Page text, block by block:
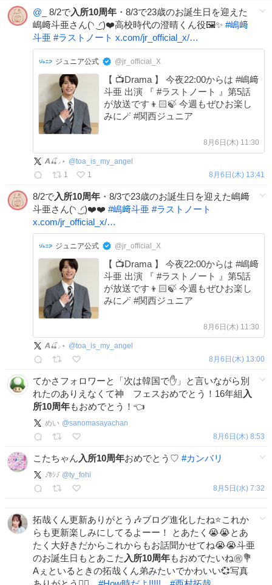
@_ 8/2で入所10周年 ・8/3で23歳のお誕生日を迎えた
嶋﨑斗亜さん(◝ ͜ ◜)❤️高校時代の澄晴くん役🖼️✨ #嶋﨑
斗亜 #ラストノート x.com/jr_official_x/…
ジュニア公式 @jr_official_X
【 📺Drama 】 今夜22:00からは #嶋﨑
斗亜 出演 『 #ラストノート 』第5話
が放送です👦🏻🍃 今週もぜひお楽し
みに🪄 #関西ジュニア
8月6日(木) 11:30
𝘼🍒⸝⋆ @toa_is_my_angel
1
1 8月6日(木) 13:41
8/2で入所10周年 ・8/3で23歳のお誕生日を迎えた嶋﨑
斗亜さん(◝ ͜ ◜)❤️❤️ #嶋﨑斗亜 #ラストノート
x.com/jr_official_x/…
ジュニア公式 @jr_official_X
【 📺Drama 】 今夜22:00からは #嶋﨑
斗亜 出演 『 #ラストノート 』第5話
が放送です👦🏻🍃 今週もぜひお楽し
みに🪄 #関西ジュニア
8月6日(木) 11:30
𝘼🍒⸝⋆ @toa_is_my_angel
8月6日(木) 13:00
てかさフォロワーと「次は韓国で✋」と言いながら別
れたのありえなくて神 フェスおめでとう！16年組 入
所10周年もおめでとう！👈
めい @sanomasayachan
8月6日(木) 8:53
こたちゃん 入所10周年おめでとう♡ #カンバリ
♪̊̈ﾎｼ♪̆̈ @ty_fohi
8月5日(水) 7:32
拓哉くん更新ありがとう🎶ブログ進化したね⭐これか
らも更新楽しみにしてるよーー！ とあたく😭😭とあ
たく大好きだからこれからもお話聞かせてね😭😭斗亜
のお誕生日もとあこた 入所10周年もおめでたいね㊗️💐
Aぇといるときの拓哉くん弟みたいでかわいい💞写真